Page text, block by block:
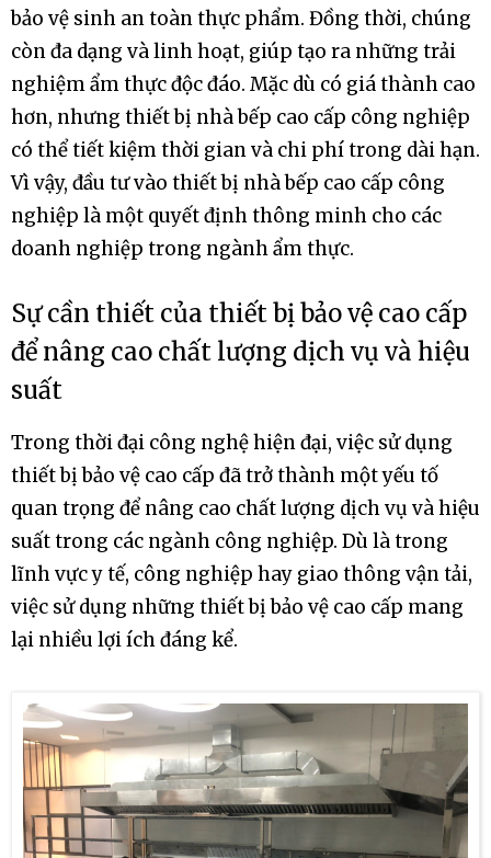
bảo vệ sinh an toàn thực phẩm. Đồng thời, chúng
còn đa dạng và linh hoạt, giúp tạo ra những trải
nghiệm ẩm thực độc đáo. Mặc dù có giá thành cao
hơn, nhưng thiết bị nhà bếp cao cấp công nghiệp
có thể tiết kiệm thời gian và chi phí trong dài hạn.
Vì vậy, đầu tư vào thiết bị nhà bếp cao cấp công
nghiệp là một quyết định thông minh cho các
doanh nghiệp trong ngành ẩm thực.
Sự cần thiết của thiết bị bảo vệ cao cấp
để nâng cao chất lượng dịch vụ và hiệu
suất
Trong thời đại công nghệ hiện đại, việc sử dụng
thiết bị bảo vệ cao cấp đã trở thành một yếu tố
quan trọng để nâng cao chất lượng dịch vụ và hiệu
suất trong các ngành công nghiệp. Dù là trong
lĩnh vực y tế, công nghiệp hay giao thông vận tải,
việc sử dụng những thiết bị bảo vệ cao cấp mang
lại nhiều lợi ích đáng kể.